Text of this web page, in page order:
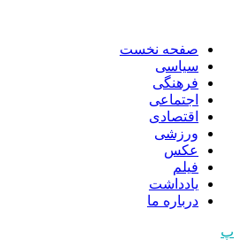
صفحه نخست
سیاسی
فرهنگی
اجتماعی
اقتصادی
ورزشی
عکس
فیلم
یادداشت
درباره ما
پ